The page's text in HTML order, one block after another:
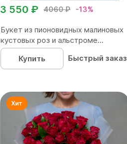
4060 ₽ -13%
3 550 ₽
Букет из пионовидных малиновых
кустовых роз и альстроме...
Купить
Быстрый заказ